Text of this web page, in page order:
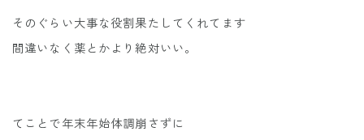
そのぐらい大事な役割果たしてくれてます
間違いなく薬とかより絶対いい。
てことで年末年始体調崩さずに